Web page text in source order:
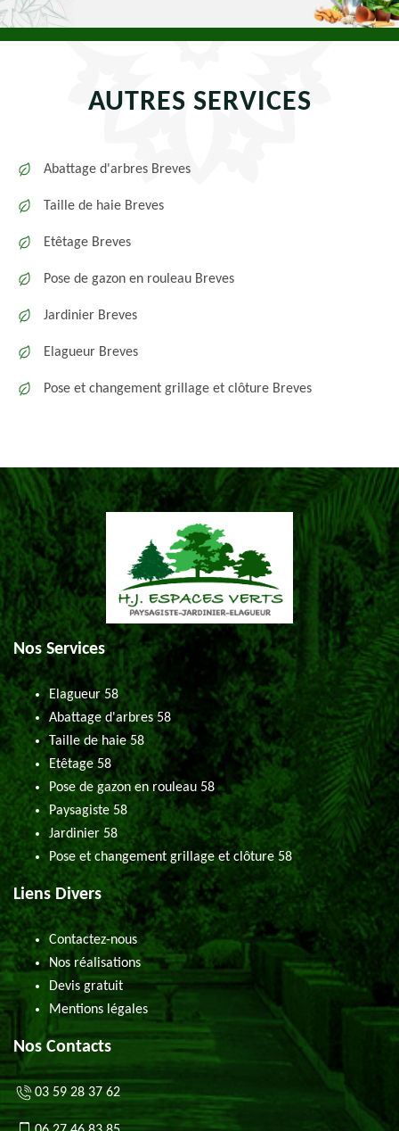
AUTRES SERVICES
Abattage d'arbres Breves
Taille de haie Breves
Etêtage Breves
Pose de gazon en rouleau Breves
Jardinier Breves
Elagueur Breves
Pose et changement grillage et clôture Breves
Nos Services
Elagueur 58
Abattage d'arbres 58
Taille de haie 58
Etêtage 58
Pose de gazon en rouleau 58
Paysagiste 58
Jardinier 58
Pose et changement grillage et clôture 58
Liens Divers
Contactez-nous
Nos réalisations
Devis gratuit
Mentions légales
Nos Contacts
03 59 28 37 62